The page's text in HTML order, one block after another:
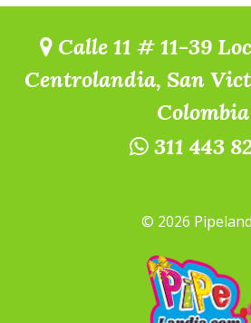
Calle 11 # 11-39
Centrolandia, San
Colombia
311 443
© 2026